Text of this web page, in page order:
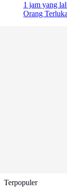
1 jam yang
Orang
Terpopuler